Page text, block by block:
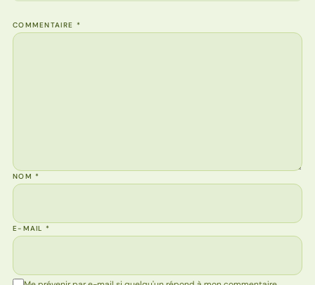
COMMENTAIRE *
NOM*
E-MAIL*